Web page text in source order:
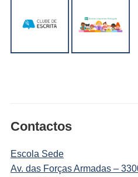
Contactos
Escola Sede
Av. das Forças Armadas –